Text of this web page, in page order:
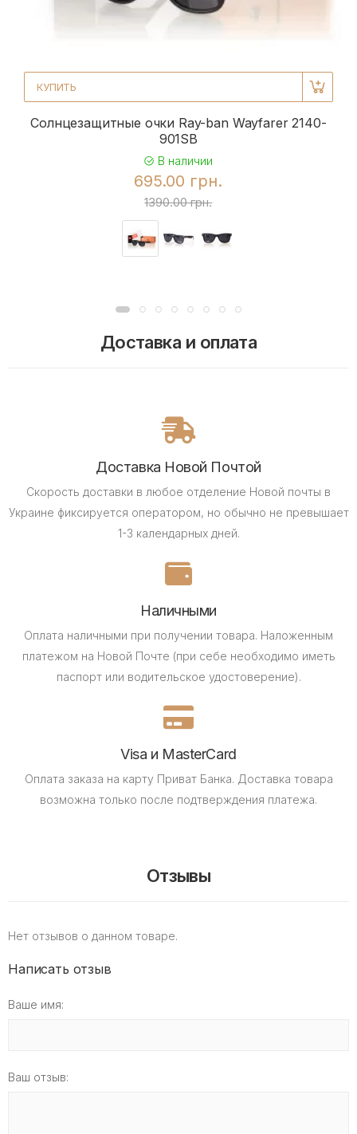
КУПИТЬ
Солнцезащитные очки Ray-ban Wayfarer 2140-
901SB
В наличии
695.00 грн.
1390.00 грн.
Доставка и оплата
Доставка Новой Почтой
Скорость доставки в любое отделение Новой почты в
Украине фиксируется оператором, но обычно не превышает
1-3 календарных дней.
Наличными
Оплата наличными при получении товара. Наложенным
платежом на Новой Почте (при себе необходимо иметь
паспорт или водительское удостоверение).
Visa и MasterCard
Оплата заказа на карту Приват Банка. Доставка товара
возможна только после подтверждения платежа.
Отзывы
Нет отзывов о данном товаре.
Написать отзыв
Ваше имя:
Ваш отзыв: